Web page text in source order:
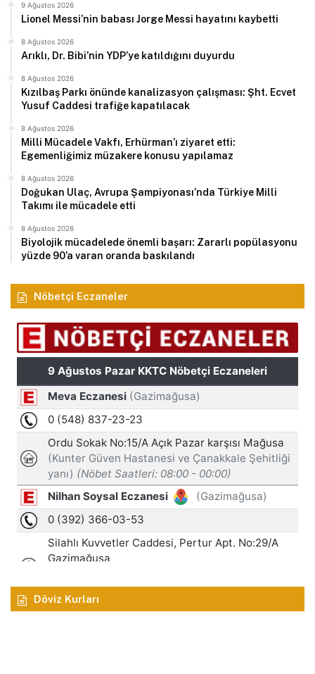
9 Ağustos 2026
Lionel Messi’nin babası Jorge Messi hayatını kaybetti
8 Ağustos 2026
Arıklı, Dr. Bibi’nin YDP’ye katıldığını duyurdu
8 Ağustos 2026
Kızılbaş Parkı önünde kanalizasyon çalışması: Şht. Ecvet
Yusuf Caddesi trafiğe kapatılacak
8 Ağustos 2026
Milli Mücadele Vakfı, Erhürman’ı ziyaret etti:
Egemenliğimiz müzakere konusu yapılamaz
8 Ağustos 2026
Doğukan Ulaç, Avrupa Şampiyonası’nda Türkiye Milli
Takımı ile mücadele etti
8 Ağustos 2026
Biyolojik mücadelede önemli başarı: Zararlı popülasyonu
yüzde 90’a varan oranda baskılandı
Nöbetçi Eczaneler
Döviz Kurları